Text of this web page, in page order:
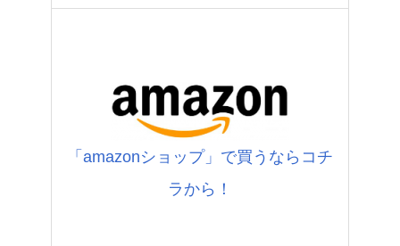
「amazonショップ」で買うならコチ
ラから！